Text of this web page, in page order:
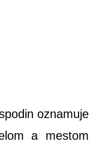
ozna­mu­je
a mes­tom